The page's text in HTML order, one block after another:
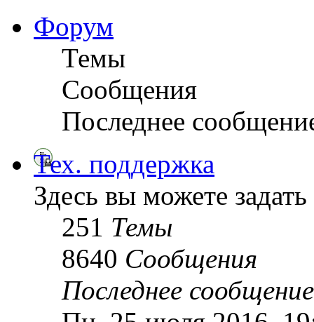
Форум
Темы
Сообщения
Последнее
Тех. поддержка
Здесь вы можете
251 Темы
8640 Сообщения
Последнее сообщение